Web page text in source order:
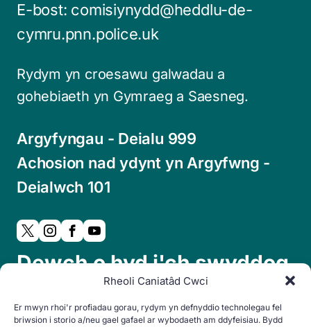
Rheoli Caniatâd Cwci
Er mwyn rhoi'r profiadau gorau, rydym yn defnyddio technolegau fel
briwsion i storio a/neu gael gafael ar wybodaeth am ddyfeisiau. Bydd
E-bost: comisiynydd@heddlu-de-
cymru.pnn.police.uk
Rydym yn croesawu galwadau a
gohebiaeth yn Gymraeg a Saesneg.
Argyfyngau - Deialu 999
Achosion nad ydynt yn Argyfwng -
Deialwch 101
Dewch o hyd i'ch swyddog
cymdogaeth lleol: